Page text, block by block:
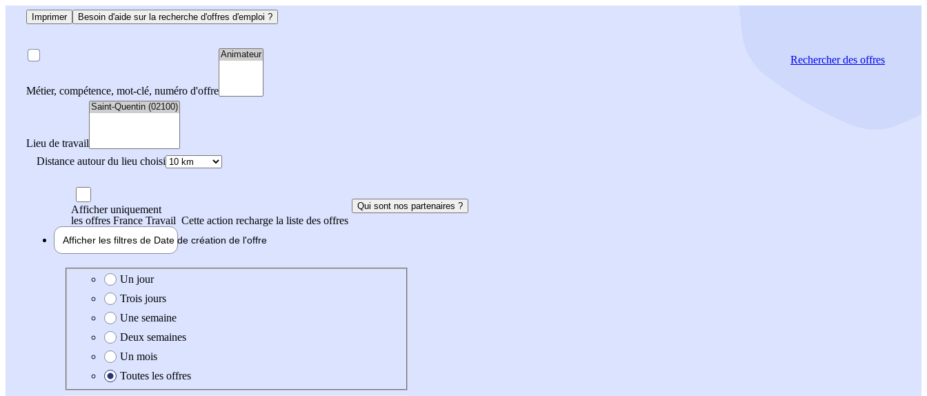
Imprimer Besoin d'aide sur la recherche d'offres d'emploi ?
Métier, compétence, mot-clé, numéro d'offre
Lieu de travail
Distance autour du lieu choisi
Rechercherdes offres
Afficher uniquement
les offres France Travail Cette action recharge la liste des offres
Qui sont nos partenaires ?
Afficher les filtres de Date de création de l'offre
Date de création de l'offre
Un jour
Trois jours
Une semaine
Deux semaines
Un mois
Toutes les offres